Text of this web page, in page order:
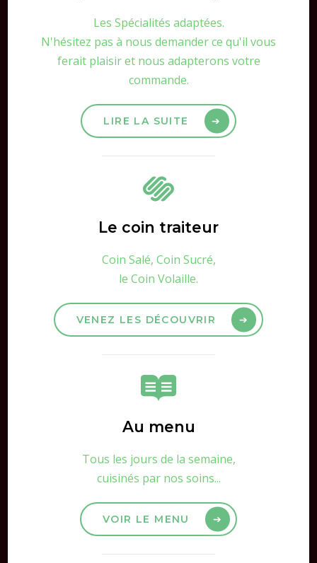
Les Spécialités adaptées.
N'hésitez pas à nous demander ce qu'il vous
ferait plaisir et nous adapterons votre
commande.
LIRE LA SUITE
Le coin traiteur
Coin Salé, Coin Sucré,
le Coin Volaille.
VENEZ LES DÉCOUVRIR
Au menu
Tous les jours de la semaine,
cuisinés par nos soins...
VOIR LE MENU